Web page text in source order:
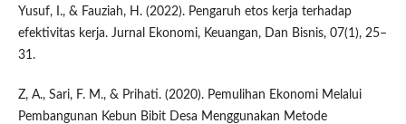
Yusuf, I., & Fauziah, H. (2022). Pengaruh etos kerja terhadap
efektivitas kerja. Jurnal Ekonomi, Keuangan, Dan Bisnis, 07(1), 25–
31.
Z, A., Sari, F. M., & Prihati. (2020). Pemulihan Ekonomi Melalui
Pembangunan Kebun Bibit Desa Menggunakan Metode